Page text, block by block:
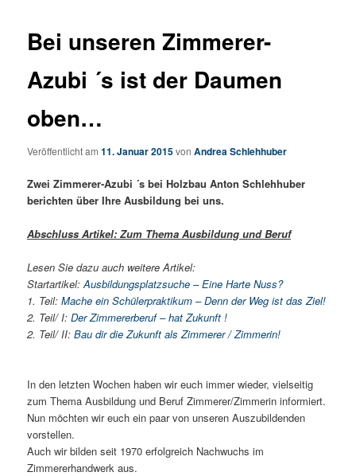
Bei unseren Zimmerer-
Azubi ´s ist der Daumen
oben…
Veröffentlicht am11. Januar 2015vonAndrea Schlehhuber
Zwei Zimmerer-Azubi ´s bei Holzbau Anton Schlehhuber
berichten über Ihre Ausbildung bei uns.
Abschluss Artikel: Zum Thema Ausbildung und Beruf
Lesen Sie dazu auch weitere Artikel:
Startartikel:Ausbildungsplatzsuche – Eine Harte Nuss?
1. Teil:Mache ein Schülerpraktikum – Denn der Weg ist das Ziel!
2. Teil/ I:Der Zimmererberuf – hat Zukunft !
2. Teil/ II:Bau dir die Zukunft als Zimmerer / Zimmerin!
In den letzten Wochen haben wir euch immer wieder, vielseitig
zum Thema Ausbildung und Beruf Zimmerer/Zimmerin informiert.
Nun möchten wir euch ein paar von unseren Auszubildenden
vorstellen.
Auch wir bilden seit 1970 erfolgreich Nachwuchs im
Zimmererhandwerk aus.